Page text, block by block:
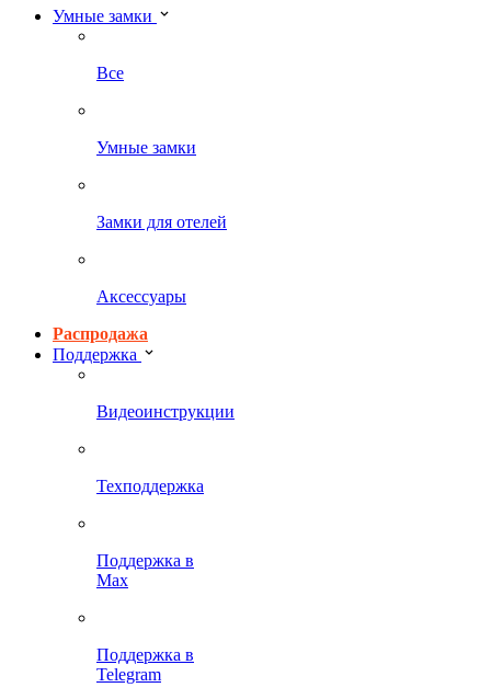
Умные замки
Все
Умные замки
Замки для отелей
Аксессуары
Распродажа
Поддержка
Видеоинструкции
Техподдержка
Поддержка в
Max
Поддержка в
Telegram